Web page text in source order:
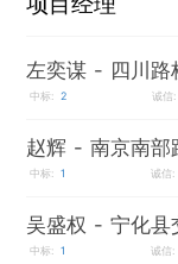
左奕谋 - 四川路
中标: 2 诚信:
赵辉 - 南京南部
中标: 1 诚信:
吴盛权 - 宁化县
中标: 1 诚信: